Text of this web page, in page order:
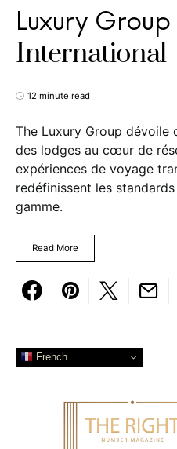
Luxury
International
12 minute read
The Luxury Group dévoile
des lodges au cœur de
expériences de voyage
redéfinissent les
gamme.
Read More
French